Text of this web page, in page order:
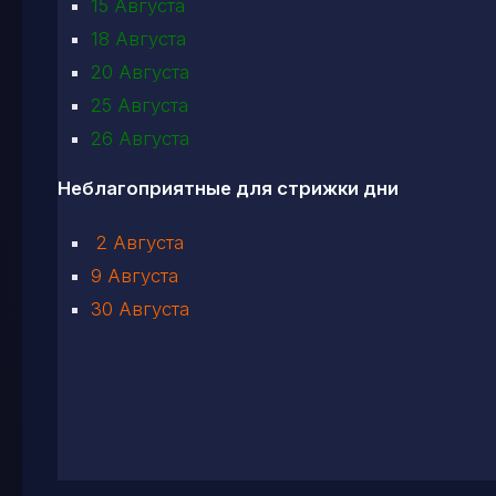
15
18 Августа
20 Августа
25 Августа
26 Августа
Неблагоприятные для стрижки дни
2 Августа
9 Августа
30 Августа